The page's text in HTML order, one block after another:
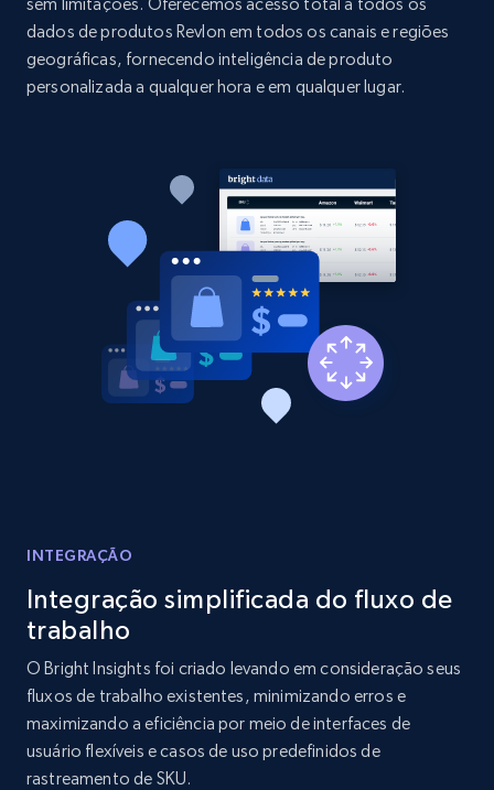
price, and more.
1.9K+ 322+ Comece agora
Etsy - Collect data on products using
specified keywords
URL, Product id, Listing inventory id, Title, Rating,
Reviews count shop, Reviews count item, Initial
1.9K+ Comece agora
1.9K+ 322+ Comece agora
Amazon products search
Asin, URL, Name, Sponsored, Initial price, Final
price, Currency, Sold, and more.
dados de produtos Revlon em todos os canais e regiões
geográficas, fornecendo inteligência de produto
personalizada a qualquer hora e em qualquer lugar.
INTEGRAÇÃO
Integração simplificada do fluxo de
trabalho
O Bright Insights foi criado levando em consideração seus
fluxos de trabalho existentes, minimizando erros e
maximizando a eficiência por meio de interfaces de
usuário flexíveis e casos de uso predefinidos de
rastreamento de SKU.